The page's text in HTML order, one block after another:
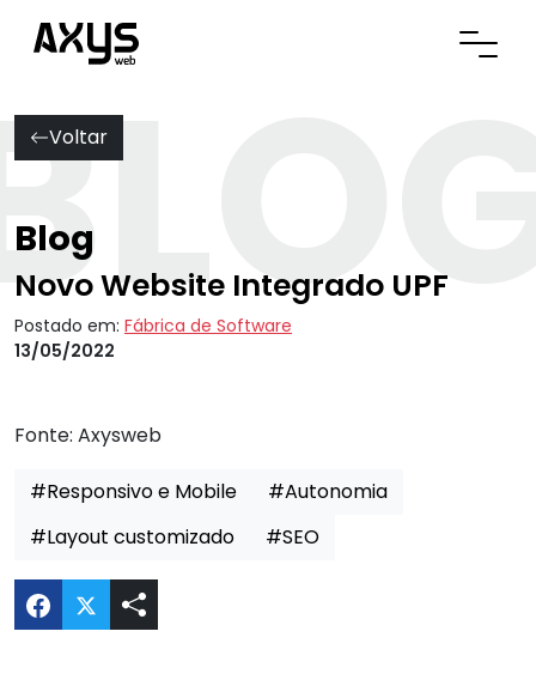
Abrir
Voltar
Blog
Novo Website Integrado UPF
Postado em: Fábrica de Software
13/05/2022
Fonte: Axysweb
#Responsivo e Mobile
#Autonomia
#Layout customizado
#SEO
Compartilhar Novo Website Integrado UPF no